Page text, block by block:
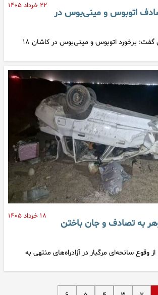
۲۲ خرداد ۱۴۰۵
اتوبوس و مینی‌بوس در
رئیس اورژانس کاشان گفت: برخورد اتوبوس و مینی‌بوس در کاشان ۱۸
۱۸ خرداد ۱۴۰۵
به تصادف و جان باختن
وقوع سانحه‌ای مرگبار در آزادراه‌های منتهی به